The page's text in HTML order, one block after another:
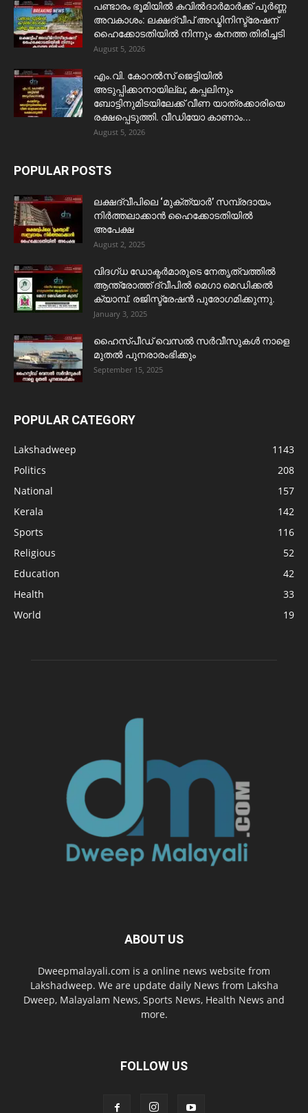
പണ്ടാരം ഭൂമിയിൽ കവിൽദാർമാർക്ക് പൂർണ്ണ
അവകാശം: ലക്ഷദ്വീപ് അഡ്മിനിസ്ട്രേഷന്
ഹൈക്കോടതിയിൽ നിന്നും കനത്ത തിരിച്ചടി
August 5, 2026
​എം.വി. കോറൽസ് ജെട്ടിയിൽ
അടുപ്പിക്കാനായില്ല; കപ്പലിനും
ബോട്ടിനുമിടയിലേക്ക് വീണ യാത്രക്കാരിയെ
രക്ഷപ്പെടുത്തി. വീഡിയോ കാണാം...
August 5, 2026
POPULAR POSTS
ലക്ഷദ്വീപിലെ ‘മുക്ത്യാർ’ സമ്പ്രദായം
നിർത്തലാക്കാൻ ഹൈക്കോടതിയിൽ
അപേക്ഷ
August 2, 2025
വിദഗ്ധ ഡോക്ടർമാരുടെ നേതൃത്വത്തിൽ
ആന്ത്രോത്ത് ദ്വീപിൽ മെഗാ മെഡിക്കൽ
ക്യാമ്പ്. രജിസ്ട്രേഷൻ പുരോഗമിക്കുന്നു.
January 3, 2025
ഹൈസ്പീഡ് വെസൽ സർവീസുകൾ നാളെ
മുതൽ പുനരാരംഭിക്കും
September 15, 2025
POPULAR CATEGORY
Lakshadweep
1143
Politics
208
National
157
Kerala
142
Sports
116
Religious
52
Education
42
Health
33
World
19
ABOUT US
Dweepmalayali.com is a online news website from
Lakshadweep. We are update daily News from Laksha
Dweep, Malayalam News, Sports News, Health News and
more.
FOLLOW US